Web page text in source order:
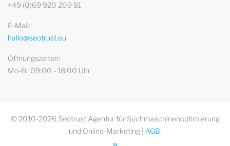
+49 (0)69 920 209 81
E-Mail
hallo@seotrust.eu
Öffnungszeiten
Mo-Fr: 09:00 - 18:00 Uhr
© 2010-2026 Seotrust Agentur für Suchmaschinenoptimierung
und Online-Marketing | AGB.